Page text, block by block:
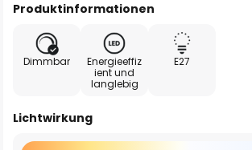
Produktinformationen
Dimmbar
Energieeffiz
ient und
langlebig
E27
Lichtwirkung